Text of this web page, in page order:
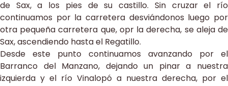
de Sax, a los pies de su castillo. Sin cruzar el río
continuamos por la carretera desviándonos luego por
otra pequeña carretera que, opr la derecha, se aleja de
Sax, ascendiendo hasta el Regatillo.
Desde este punto continuamos avanzando por el
Barranco del Manzano, dejando un pinar a nuestra
izquierda y el río Vinalopó a nuestra derecha, por el